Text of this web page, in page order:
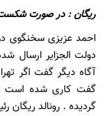
ریگان : در صورت
احمد عزیزی سخنگوی
دولت الجزایر
آگاه دیگر گفت اگر
گفت کاری شده است و
گردیده . رونالد ریگان